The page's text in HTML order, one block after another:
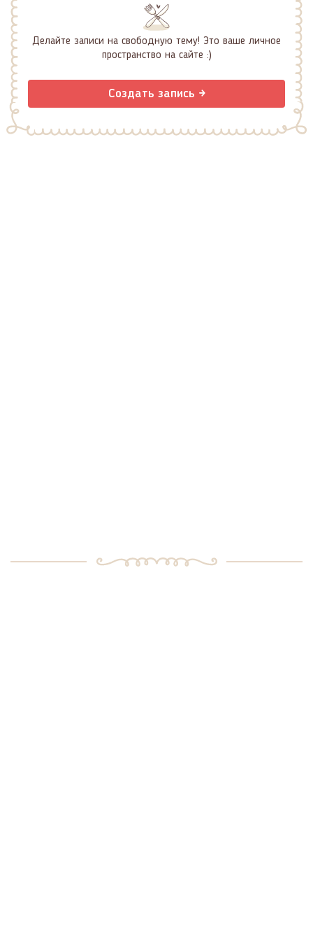
Делайте записи на свободную тему! Это ваше личное
пространство на сайте :)
Создать запись →